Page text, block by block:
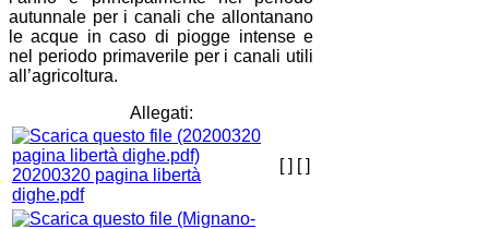
autunnale per i canali che allontanano
le acque in caso di piogge intense e
nel periodo primaverile per i canali utili
all’agricoltura.
Allegati:
20200320 pagina libertà
dighe.pdf
[ ] [ ]